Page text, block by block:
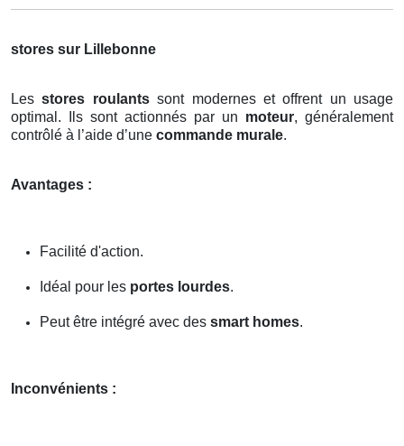
stores sur Lillebonne
Lesstores roulantssont modernes et offrent un usage
optimal. Ils sont actionnés par un moteur, généralement
contrôlé à l’aide d’une commande murale.
Avantages :
Facilité d'action.
Idéal pour les portes lourdes.
Peut être intégré avec des smart homes.
Inconvénients :